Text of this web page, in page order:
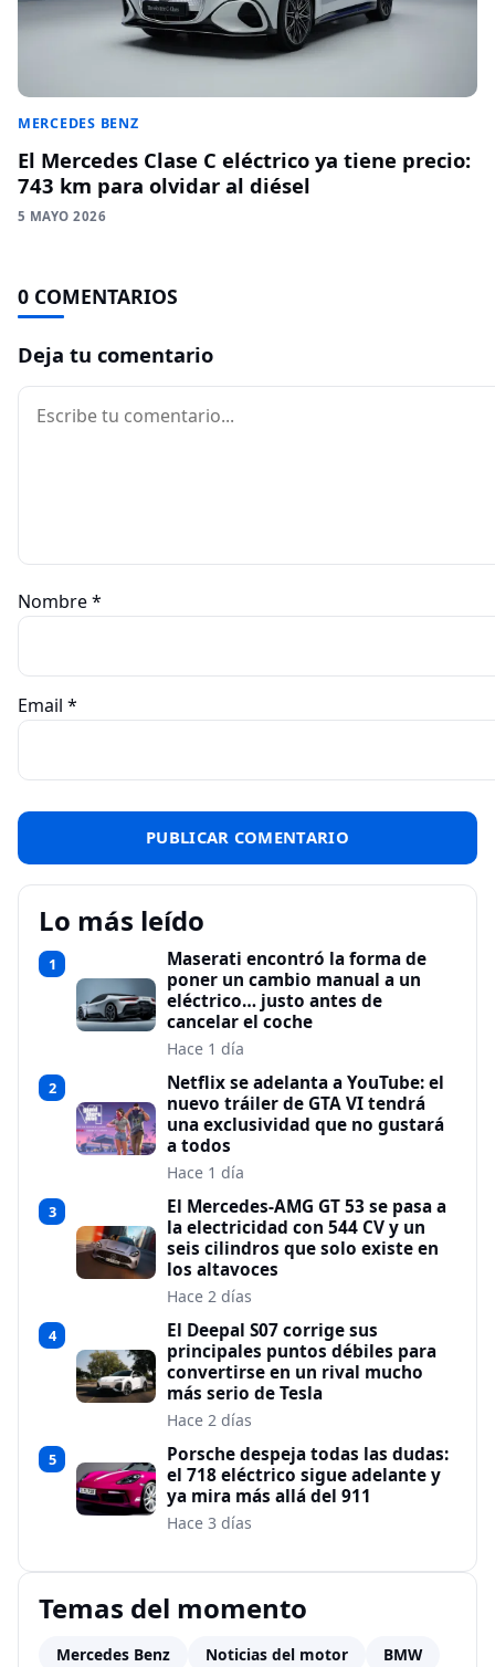
MERCEDES BENZ
El Mercedes Clase C eléctrico ya tiene precio:
743 km para olvidar al diésel
5 MAYO 2026
0 COMENTARIOS
Deja tu comentario
Comentario
Nombre*
Email *
Lo más leído
1
Maserati encontró la forma de
poner un cambio manual a un
eléctrico… justo antes de
cancelar el coche
Hace 1 día
2
Netflix se adelanta a YouTube: el
nuevo tráiler de GTA VI tendrá
una exclusividad que no gustará
a todos
Hace 1 día
3
El Mercedes-AMG GT 53 se pasa a
la electricidad con 544 CV y un
seis cilindros que solo existe en
los altavoces
Hace 2 días
4
El Deepal S07 corrige sus
principales puntos débiles para
convertirse en un rival mucho
más serio de Tesla
Hace 2 días
5
Porsche despeja todas las dudas:
el 718 eléctrico sigue adelante y
ya mira más allá del 911
Hace 3 días
Temas del momento
Mercedes Benz Noticias del motor BMW